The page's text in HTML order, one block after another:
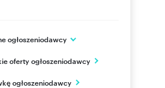
ogłoszeniodawcy
oferty ogłoszeniodawcy
ogłoszeniodawcy